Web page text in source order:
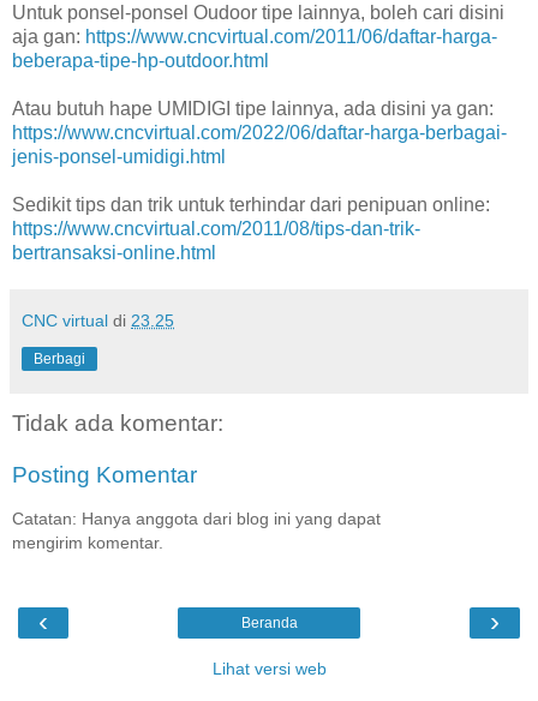
Untuk ponsel-ponsel Oudoor tipe lainnya, boleh cari disini
aja gan: https://www.cncvirtual.com/2011/06/daftar-harga-
beberapa-tipe-hp-outdoor.html
Atau butuh hape UMIDIGI tipe lainnya, ada disini ya gan:
https://www.cncvirtual.com/2022/06/daftar-harga-berbagai-
jenis-ponsel-umidigi.html
Sedikit tips dan trik untuk terhindar dari penipuan online:
https://www.cncvirtual.com/2011/08/tips-dan-trik-
bertransaksi-online.html
CNC virtual di 23.25
Berbagi
Tidak ada komentar:
Posting Komentar
Catatan: Hanya anggota dari blog ini yang dapat
mengirim komentar.
‹ ›
Beranda
Lihat versi web